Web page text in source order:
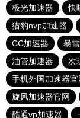
极光加速器
快
猎豹nvp加速器
CC加速器
暴
油管加速器
次
手机外国加速器官
旋风加速器官网
酷通vp加速器